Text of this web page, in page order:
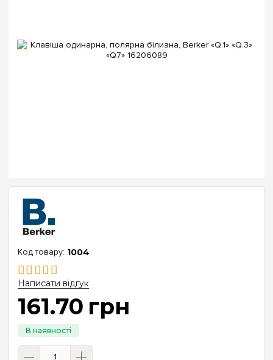
1004
Написати відгук
161.70 грн